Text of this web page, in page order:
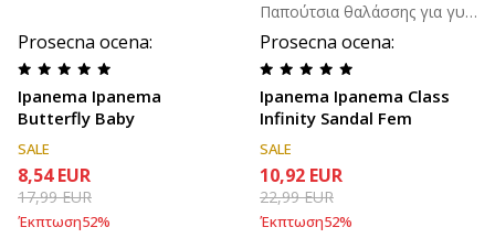
Prosecna ocena:
Ipanema Ipanema
Butterfly Baby
SALE
8,54 EUR
17,99EUR
Έκπτωση52%
Prosecna ocena:
Ipanema Ipanema Class
Infinity Sandal Fem
Παπούτσια θαλάσσης για γυναίκες
SALE
10,92 EUR
22,99EUR
Έκπτωση52%